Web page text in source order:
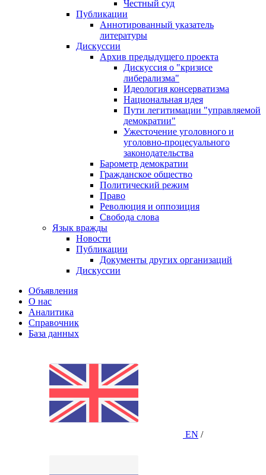
Честный суд
Публикации
Аннотированный указатель
литературы
Дискуссии
Архив предыдущего проекта
Дискуссия о "кризисе
либерализма"
Идеология консерватизма
Национальная идея
Пути легитимации "управляемой
демократии"
Ужесточение уголовного и
уголовно-процесуального
законодательства
Барометр демократии
Гражданское общество
Политический режим
Право
Революция и оппозиция
Свобода слова
Язык вражды
Новости
Публикации
Документы других организаций
Дискуссии
Объявления
О нас
Аналитика
Справочник
База данных
EN /